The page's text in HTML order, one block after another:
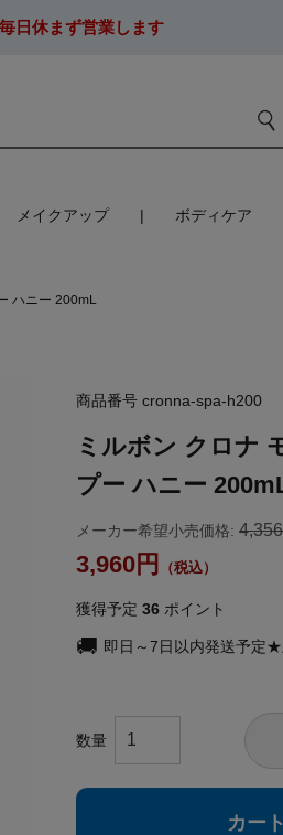
日休まず営業します
メイクアップ ボディケア
ハニー 200mL
商品番号 cronna-spa-h200
ミルボン クロナ
プー ハニー
メーカー希望小売価格: 4,356
3,960
獲得予定 36 ポイント
即日～7日以内発送予定
カー